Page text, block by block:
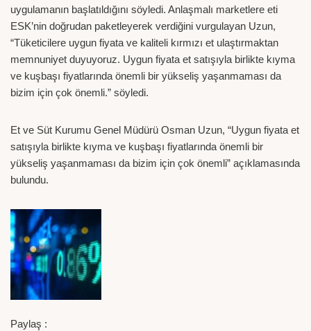
uygulamanın başlatıldığını söyledi. Anlaşmalı marketlere eti
ESK’nin doğrudan paketleyerek verdiğini vurgulayan Uzun,
“Tüketicilere uygun fiyata ve kaliteli kırmızı et ulaştırmaktan
memnuniyet duyuyoruz. Uygun fiyata et satışıyla birlikte kıyma
ve kuşbaşı fiyatlarında önemli bir yükseliş yaşanmaması da
bizim için çok önemli.” söyledi.
Et ve Süt Kurumu Genel Müdürü Osman Uzun, “Uygun fiyata et
satışıyla birlikte kıyma ve kuşbaşı fiyatlarında önemli bir
yükseliş yaşanmaması da bizim için çok önemli” açıklamasında
bulundu.
Paylaş :